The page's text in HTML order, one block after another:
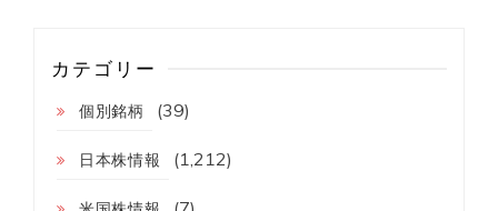
カテゴリー
個別銘柄 (39)
日本株情報 (1,212)